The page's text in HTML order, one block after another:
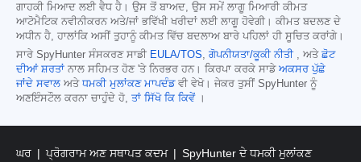
ਗਾਹਕੀ ਮਿਆਦ ਲਈ ਵੈਧ ਹੈ। ਉਸ ਤੋਂ ਬਾਅਦ, ਉਸ ਸਮੇਂ ਲਾਗੂ ਮਿਆਰੀ ਕੀਮਤ
ਆਟੋਮੈਟਿਕ ਨਵੀਨੀਕਰਨ ਅਤੇ/ਜਾਂ ਭਵਿੱਖੀ ਖਰੀਦਾਂ ਲਈ ਲਾਗੂ ਹੋਵੇਗੀ। ਕੀਮਤ ਬਦਲਣ ਦੇ
ਅਧੀਨ ਹੈ, ਹਾਲਾਂਕਿ ਅਸੀਂ ਤੁਹਾਨੂੰ ਕੀਮਤ ਵਿੱਚ ਬਦਲਾਅ ਬਾਰੇ ਪਹਿਲਾਂ ਹੀ ਸੂਚਿਤ ਕਰਾਂਗੇ।
ਸਾਰੇ SpyHunter ਸੰਸਕਰਣ ਸਾਡੀ EULA/TOS ਗੋਪਨੀਯਤਾ/ਕੂਕੀ ਨੀਤੀ , ਅਤੇ ਛੋਟ
ਦੀਆਂ ਸ਼ਰਤਾਂ ਨਾਲ ਸਹਿਮਤ ਹੋਣ 'ਤੇ ਨਿਰਭਰ ਹਨ। ਕਿਰਪਾ ਕਰਕੇ ਸਾਡੇ ਅਕਸਰ ਪੁੱਛੇ
ਜਾਂਦੇ ਸਵਾਲ ਅਤੇ ਧਮਕੀ ਮੁਲਾਂਕਣ ਮਾਪਦੰਡਵੀ ਵੇਖੋ। ਜੇਕਰ ਤੁਸੀਂ SpyHunter ਨੂੰ
ਅਣਇੰਸਟੌਲ ਕਰਨਾ ਚਾਹੁੰਦੇ ਹੋ, ਤਾਂ ਸਿੱਖੋ ਕਿ ਕਿਵੇਂ।
ਘਰ ਪ੍ਰੋਗਰਾਮ ਅਣ ਸਥਾਪਤ ਕਦਮ
SpyHunter ਦੇ ਧਮਕੀ ਮੁਲਾਂਕਣ